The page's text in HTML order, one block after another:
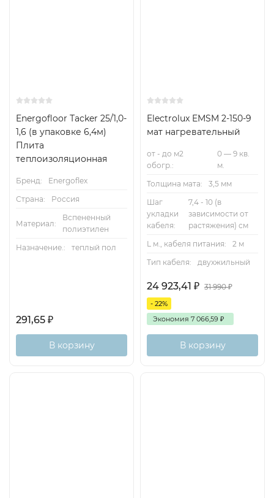
Energofloor Тacker 25/1,0-
1,6 (в упаковке 6,4м)
Плита
теплоизоляционная
Бренд:
Energoflex
Страна:
Россия
Материал:
Вспененный
полиэтилен
Назначение.:
теплый пол
291,65 ₽
В корзину
Electrolux EMSM 2-150-9
мат нагревательный
от - до м2
обогр.:
0 — 9 кв.
м.
Толщина мата:
3,5 мм
Шаг
укладки
кабеля:
7,4 - 10 (в
зависимости от
растяжения) см
L м., кабеля питания:
2 м
Тип кабеля:
двухжильный
24 923,41 ₽ 31 990₽
- 22%
Экономия 7 066,59 ₽
В корзину